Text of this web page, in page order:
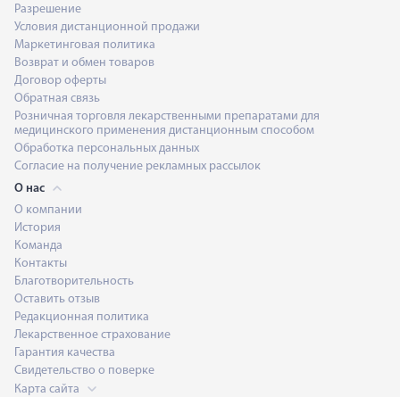
Разрешение
Условия дистанционной продажи
Маркетинговая политика
Возврат и обмен товаров
Договор оферты
Обратная связь
Розничная торговля лекарственными препаратами для
медицинского применения дистанционным способом
Обработка персональных данных
Согласие на получение рекламных рассылок
О нас
О компании
История
Команда
Контакты
Благотворительность
Оставить отзыв
Редакционная политика
Лекарственное страхование
Гарантия качества
Свидетельство о поверке
Карта сайта